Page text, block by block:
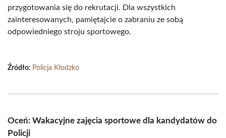
przygotowania się do rekrutacji. Dla wszystkich
zainteresowanych, pamiętajcie o zabraniu ze sobą
odpowiedniego stroju sportowego.
Źródło: Policja Kłodzko
Oceń: Wakacyjne zajęcia sportowe dla kandydatów do
Policji